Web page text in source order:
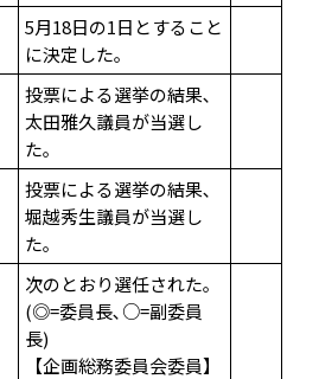
5月18日の1日とすること
に決定した｡
投票による選挙の結果､
太田雅久議員が当選し
た｡
投票による選挙の結果､
堀越秀生議員が当選し
た｡
次のとおり選任された｡
(◎=委員長､○=副委員
長)
【企画総務委員会委員】